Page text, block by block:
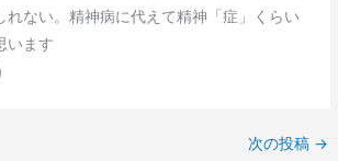
れない。精神病に代えて精神「症」くらい
います
次の投稿 →